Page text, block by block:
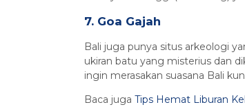
7. Goa Gajah
Bali juga punya situs arkeologi
ukiran batu yang misterius dan
ingin merasakan suasana Bali
Baca juga Tips Hemat Liburan